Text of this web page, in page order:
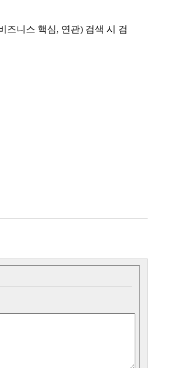
즈니스 핵심, 연관) 검색 시 검